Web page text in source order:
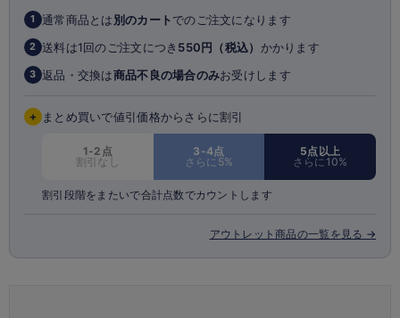
※商品画像はできる限り実物の色に近づけるよう調整しておりますが、
ご覧になる環境（PCのモニタ設定やスマホ画面シール等）により実物
と色味が異なる
場合がございます。
※商品の特性上、生地の取り位置によりレース・柄の出方に多少の個体差
1 通常商品とは別のカートでのご注文になります
2 送料は1回のご注文につき 550円（税込） かかります
3 返品・交換は商品不良の場合のみお受けします
+ まとめ買いで値引価格からさらに割引
1-2点
割引なし
3-4点
さらに5%
5点以上
さらに10%
割引段階をまたいで合計点数でカウントします
アウトレット商品の一覧を見る →